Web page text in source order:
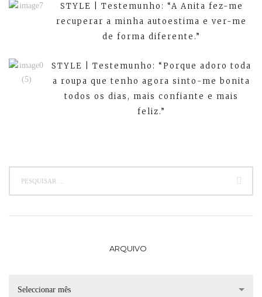
STYLE | Testemunho: “A Anita fez-me
recuperar a minha autoestima e ver-me
de forma diferente.”
STYLE | Testemunho: “Porque adoro toda
a roupa que tenho agora sinto-me bonita
todos os dias, mais confiante e mais
feliz.”
ARQUIVO
Seleccionar mês